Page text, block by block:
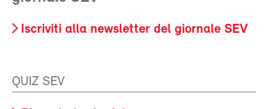
Iscriviti alla newsletter del giornale SEV
QUIZ SEV